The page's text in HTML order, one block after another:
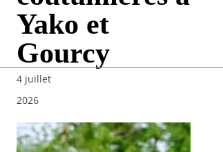
Yako et
Gourcy
4 juillet
2026